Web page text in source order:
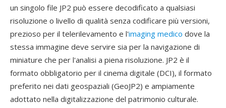
un singolo file JP2 può essere decodificato a qualsiasi
risoluzione o livello di qualità senza codificare più versioni,
prezioso per il telerilevamento e l'imaging medico dove la
stessa immagine deve servire sia per la navigazione di
miniature che per l'analisi a piena risoluzione. JP2 è il
formato obbligatorio per il cinema digitale (DCI), il formato
preferito nei dati geospaziali (GeoJP2) e ampiamente
adottato nella digitalizzazione del patrimonio culturale.